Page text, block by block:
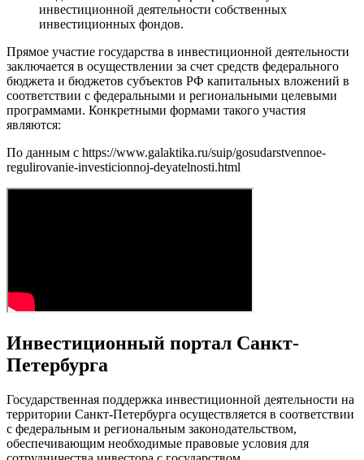
инвестиционной деятельности собственных
инвестиционных фондов.
Прямое участие государства в инвестиционной деятельности
заключается в осуществлении за счет средств федерального
бюджета и бюджетов субъектов РФ капитальных вложений в
соответствии с федеральными и региональными целевыми
программами. Конкретными формами такого участия
являются:
По данным с https://www.galaktika.ru/suip/gosudarstvennoe-
regulirovanie-investicionnoj-deyatelnosti.html
Инвестиционный портал Санкт-
Петербурга
Государственная поддержка инвестиционной деятельности на
территории Санкт-Петербурга осуществляется в соответствии
с федеральным и региональным законодательством,
обеспечивающим необходимые правовые условия для